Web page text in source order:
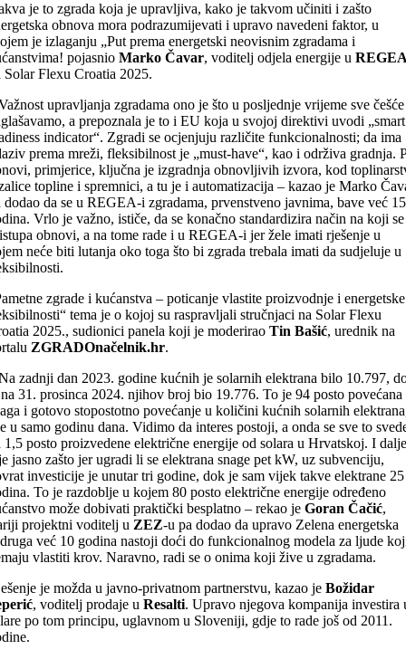
je to zgrada koja je upravljiva, kako je takvom učiniti i zašto
obnova mora podrazumijevati i upravo navedeni faktor, u
je izlaganju „Put prema energetski neovisnim zgradama i
pojasnio Marko Čavar, voditelj odjela energije u
Solar Flexu Croatia 2025.
upravljanja zgradama ono je što u posljednje vrijeme sve češće
a prepoznala je to i EU koja u svojoj direktivi uvodi „smart
indicator“. Zgradi se ocjenjuju različite funkcionalnosti; da ima
prema mreži, fleksibilnost je „must-have“, kao i održiva gradnja.
primjerice, ključna je izgradnja obnovljivih izvora, kod
topline i spremnici, a tu je i automatizacija – kazao je Marko
dodao da se u REGEA-i zgradama, prvenstveno javnima, bave već 15
Vrlo je važno, ističe, da se konačno standardizira način na koji se
obnovi, a na tome rade i u REGEA-i jer žele imati rješenje u
neće biti lutanja oko toga što bi zgrada trebala imati da sudjeluje u
zgrade i kućanstva – poticanje vlastite proizvodnje i energetske
tema je o kojoj su raspravljali stručnjaci na Solar Flexu
2025., sudionici panela koji je moderirao Tin Bašić, urednik na
ZGRADOnačelnik.hr.
zadnji dan 2023. godine kućnih je solarnih elektrana bilo 10.797,
31. prosinca 2024. njihov broj bio 19.776. To je 94 posto povećana
i gotovo stopostotno povećanje u količini kućnih solarnih
u samo godinu dana. Vidimo da interes postoji, a onda se sve to
1,5 posto proizvedene električne energije od solara u Hrvatskoj. I dalje
jasno zašto jer ugradi li se elektrana snage pet kW, uz subvenciju,
investicije je unutar tri godine, dok je sam vijek takve elektrane 25
To je razdoblje u kojem 80 posto električne energije određeno
može dobivati praktički besplatno – rekao je Goran Čačić,
projektni voditelj u ZEZ-u pa dodao da upravo Zelena energetska
već 10 godina nastoji doći do funkcionalnog modela za ljude
vlastiti krov. Naravno, radi se o onima koji žive u zgradama.
je možda u javno-privatnom partnerstvu, kazao je Božidar
, voditelj prodaje u Resalti. Upravo njegova kompanija investira
po tom principu, uglavnom u Sloveniji, gdje to rade još od 2011.